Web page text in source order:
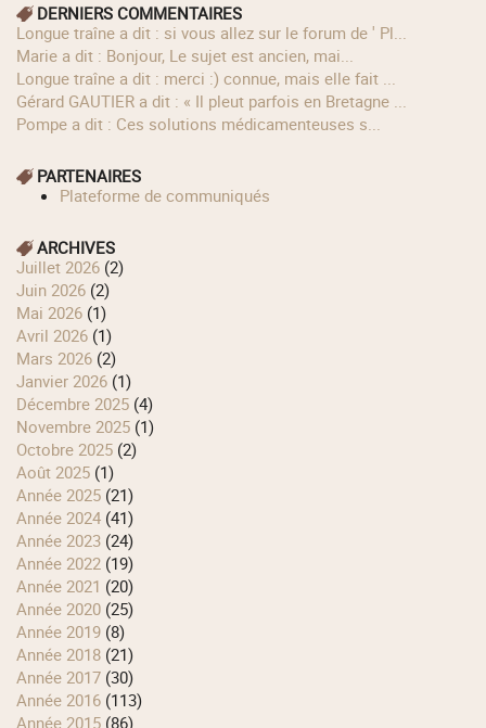
DERNIERS COMMENTAIRES
longue traîne a dit : si vous allez sur le forum de ' Pl...
Marie a dit : Bonjour, Le sujet est ancien, mai...
longue traîne a dit : merci :) connue, mais elle fait ...
Gérard GAUTIER a dit : « Il pleut parfois en Bretagne ...
Pompe a dit : Ces solutions médicamenteuses s...
PARTENAIRES
Plateforme de communiqués
ARCHIVES
juillet 2026 (2)
juin 2026 (2)
mai 2026 (1)
avril 2026 (1)
mars 2026 (2)
janvier 2026 (1)
décembre 2025 (4)
novembre 2025 (1)
octobre 2025 (2)
août 2025 (1)
année 2025 (21)
année 2024 (41)
année 2023 (24)
année 2022 (19)
année 2021 (20)
année 2020 (25)
année 2019 (8)
année 2018 (21)
année 2017 (30)
année 2016 (113)
année 2015 (86)